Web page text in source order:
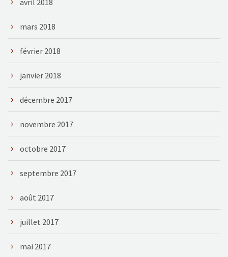
mars 2018
février 2018
janvier 2018
décembre 2017
novembre 2017
octobre 2017
septembre 2017
août 2017
juillet 2017
mai 2017